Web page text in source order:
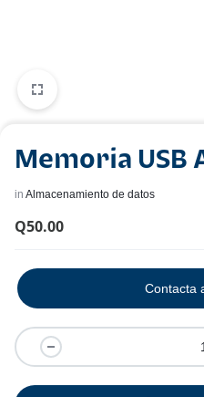
Memoria USB
in Almacenamiento de datos
Q50.00
Contacta